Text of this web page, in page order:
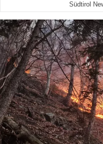
Südtirol